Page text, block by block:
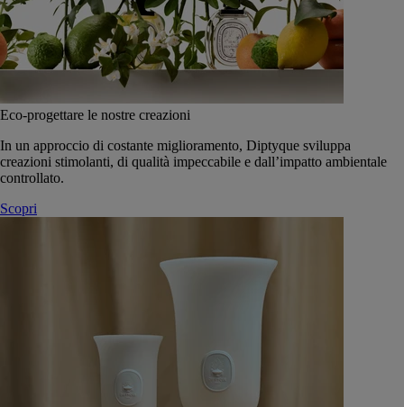
Eco-progettare le nostre creazioni
In un approccio di costante miglioramento, Diptyque sviluppa
creazioni stimolanti, di qualità impeccabile e dall’impatto ambientale
controllato.
Scopri